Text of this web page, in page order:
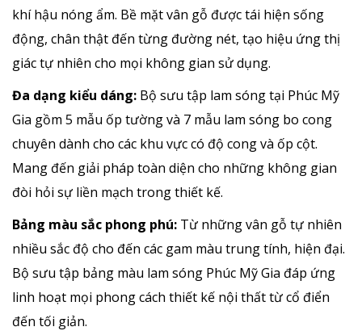
khí hậu nóng ẩm. Bề mặt vân gỗ được tái hiện sống
động, chân thật đến từng đường nét, tạo hiệu ứng thị
giác tự nhiên cho mọi không gian sử dụng.
Đa dạng kiểu dáng: Bộ sưu tập lam sóng tại Phúc Mỹ
Gia gồm 5 mẫu ốp tường và 7 mẫu lam sóng bo cong
chuyên dành cho các khu vực có độ cong và ốp cột.
Mang đến giải pháp toàn diện cho những không gian
đòi hỏi sự liền mạch trong thiết kế.
Bảng màu sắc phong phú: Từ những vân gỗ tự nhiên
nhiều sắc độ cho đến các gam màu trung tính, hiện đại.
Bộ sưu tập bảng màu lam sóng Phúc Mỹ Gia đáp ứng
linh hoạt mọi phong cách thiết kế nội thất từ cổ điển
đến tối giản.